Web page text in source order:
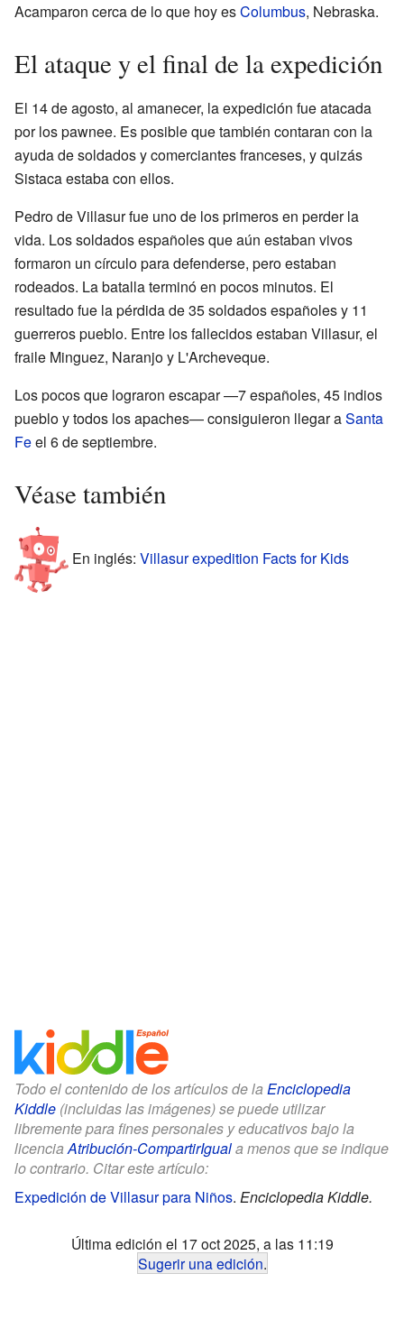
Acamparon cerca de lo que hoy esColumbus, Nebraska.
El ataque y el final de la expedición
El 14 de agosto, al amanecer, la expedición fue atacada
por los pawnee. Es posible que también contaran con la
ayuda de soldados y comerciantes franceses, y quizás
Sistaca estaba con ellos.
Pedro de Villasur fue uno de los primeros en perder la
vida. Los soldados españoles que aún estaban vivos
formaron un círculo para defenderse, pero estaban
rodeados. La batalla terminó en pocos minutos. El
resultado fue la pérdida de 35 soldados españoles y 11
guerreros pueblo. Entre los fallecidos estaban Villasur, el
fraile Minguez, Naranjo y L'Archeveque.
Los pocos que lograron escapar —7 españoles, 45 indios
pueblo y todos los apaches— consiguieron llegar aSanta
Feel 6 de septiembre.
Véase también
En inglés: Villasur expedition Facts for Kids
Todo el contenido de los artículos de la Enciclopedia
Kiddle (incluidas las imágenes) se puede utilizar
libremente para fines personales y educativos bajo la
licenciaAtribución-CompartirIguala menos que se indique
lo contrario. Citar este artículo:
Expedición de Villasur para Niños. Enciclopedia Kiddle.
Última edición el 17 oct 2025, a las 11:19
Sugerir una edición.